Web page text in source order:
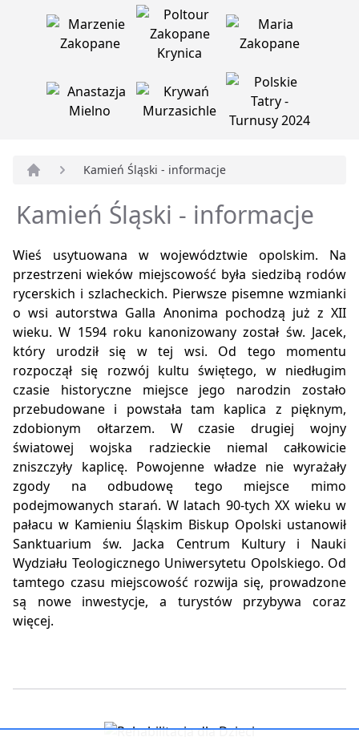
Kamień Śląski - informacje
Kamień Śląski - informacje
Wieś usytuowana w województwie opolskim. Na
przestrzeni wieków miejscowość była siedzibą rodów
rycerskich i szlacheckich. Pierwsze pisemne wzmianki
o wsi autorstwa Galla Anonima pochodzą już z XII
wieku. W 1594 roku kanonizowany został św. Jacek,
który urodził się w tej wsi. Od tego momentu
rozpoczął się rozwój kultu świętego, w niedługim
czasie historyczne miejsce jego narodzin zostało
przebudowane i powstała tam kaplica z pięknym,
zdobionym ołtarzem. W czasie drugiej wojny
światowej wojska radzieckie niemal całkowicie
zniszczyły kaplicę. Powojenne władze nie wyrażały
zgody na odbudowę tego miejsce mimo
podejmowanych starań. W latach 90-tych XX wieku w
pałacu w Kamieniu Śląskim Biskup Opolski ustanowił
Sanktuarium św. Jacka Centrum Kultury i Nauki
Wydziału Teologicznego Uniwersytetu Opolskiego. Od
tamtego czasu miejscowość rozwija się, prowadzone
są nowe inwestycje, a turystów przybywa coraz
więcej.